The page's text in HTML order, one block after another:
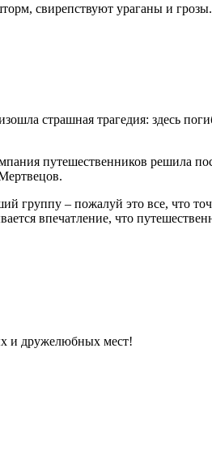
свирепствуют ураганы и
страшная трагедия: здесь
путешественников решила
группу – пожалуй это все, что
впечатление, что
и дружелюбных мест!